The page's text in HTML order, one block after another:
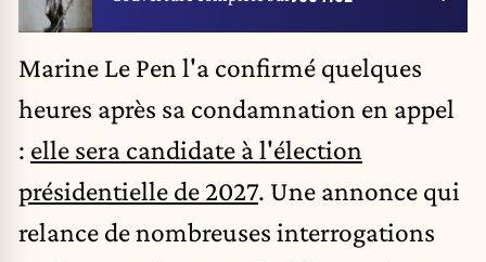
Marine Le Pen l'a confirmé quelques
heures après sa condamnation en appel
: elle sera candidate à l'élection
présidentielle de 2027. Une annonce qui
relance de nombreuses interrogations